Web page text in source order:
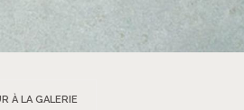
À LA GALERIE